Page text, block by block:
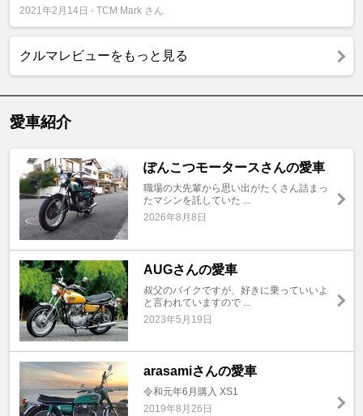
2021年2月14日 - TCM Mark さん
クルマレビューをもっと見る
愛車紹介
ぽんこつモータースさんの愛車
職場の大先輩から思い出がたくさん詰まっ
たマシンを託していた ...
2026年8月8日
AUGさんの愛車
叔父のバイクですが、好きに乗っていいよ
と言われていますので ...
2023年5月19日
arasamiさんの愛車
令和元年6月購入 XS1
2019年8月26日